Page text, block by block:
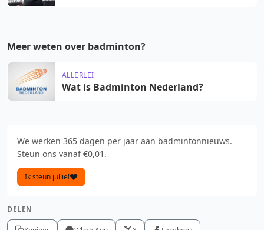
Meer weten over badminton?
ALLERLEI
Wat is Badminton Nederland?
We werken 365 dagen per jaar aan badmintonnieuws.
Steun ons vanaf €0,01.
Ik steun jullie!
DELEN